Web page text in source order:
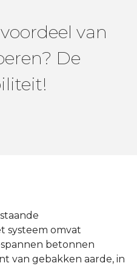
van
De
systeem omvat
betonnen
van gebakken aarde, in